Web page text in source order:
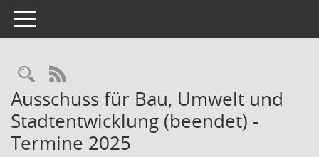
Toggle navigation
Rechercheauswahl
RSS-Feed
Ausschuss für Bau, Umwelt und
Stadtentwicklung (beendet) -
Termine 2025